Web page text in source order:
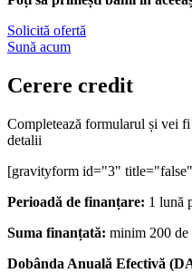
Solicită ofertă
Sună acum
Cerere credit
Completează formularul și vei
detalii
[gravityform id="3"
Perioadă de finanțare: 1 lună
Suma finanțată: minim 200
Dobânda Anuală Efectivă